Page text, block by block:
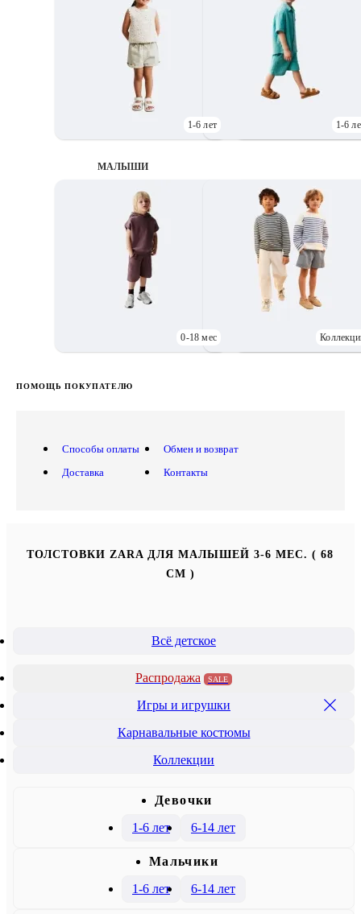
1-6 лет 1-6
МАЛЫШИ
0-18 мес
ПОМОЩЬ ПОКУПАТЕЛЮ
Способы оплаты
Доставка
Обмен и возврат
Контакты
ТОЛСТОВКИ ZARA ДЛЯ МАЛЫШЕЙ 3-6 МЕС. ( 68
СМ )
Всё детское
Распродажа SALE
Игры и игрушки
Карнавальные костюмы
Коллекции
Девочки
1-6 лет
6-14 лет
Mальчики
1-6 лет
6-14 лет